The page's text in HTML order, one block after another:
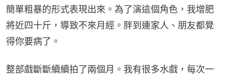
簡單粗暴的形式表現出來。為了演這個角色，我增肥
將近四十斤，導致不來月經。胖到連家人、朋友都覺
得你要病了。
整部戲斷斷續續拍了兩個月。我有很多水戲，每次一